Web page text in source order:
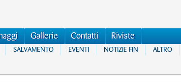
Gallerie Contatti Riviste
SALVAMENTO EVENTI NOTIZIE FIN ALTRO